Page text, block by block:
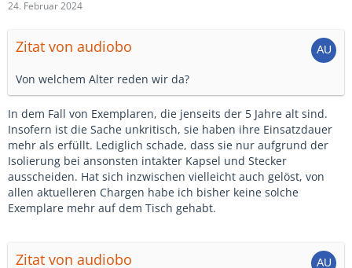
24. Februar 2024
Zitat von audiobo
Von welchem Alter reden wir da?
In dem Fall von Exemplaren, die jenseits der 5 Jahre alt sind.
Insofern ist die Sache unkritisch, sie haben ihre Einsatzdauer
mehr als erfüllt. Lediglich schade, dass sie nur aufgrund der
Isolierung bei ansonsten intakter Kapsel und Stecker
ausscheiden. Hat sich inzwischen vielleicht auch gelöst, von
allen aktuelleren Chargen habe ich bisher keine solche
Exemplare mehr auf dem Tisch gehabt.
Zitat von audiobo